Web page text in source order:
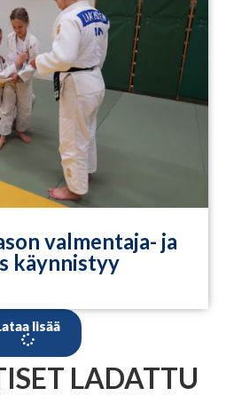
valmentaja- ja
käynnistyy
lisää
LADATTU